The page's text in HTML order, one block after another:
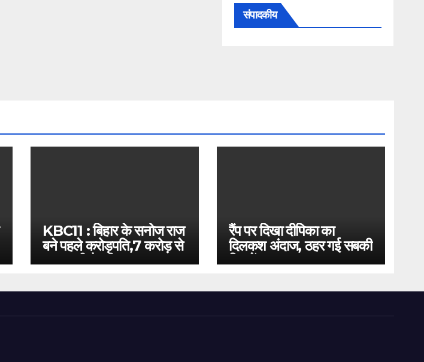
संपादकीय
KBC11 : बिहार के सनोज राज
बने पहले करोड़पति,7 करोड़ से
बस इतनी है दूरी
रैंप पर दिखा दीपिका का
दिलकश अंदाज, ठहर गई सबकी
निगाहें